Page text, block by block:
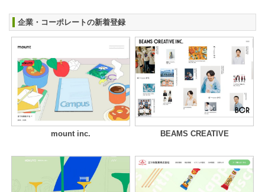
企業・コーポレートの新着登録
mount inc. BEAMS CREATIVE